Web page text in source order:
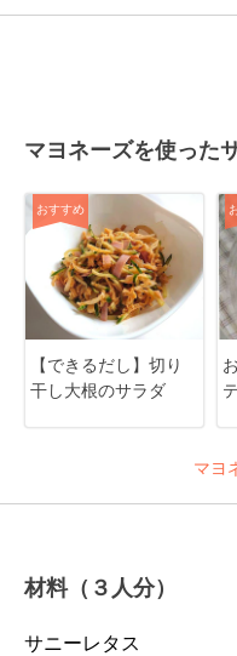
マヨネーズを使った
おすすめ
【できるだし】切り
干し大根のサラダ
マヨ
材料（３人分）
サニーレタス